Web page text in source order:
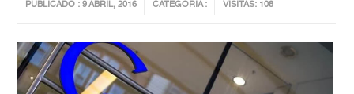
PUBLICADO : 9 ABRIL, 2016 CATEGORIA : VISITAS: 108